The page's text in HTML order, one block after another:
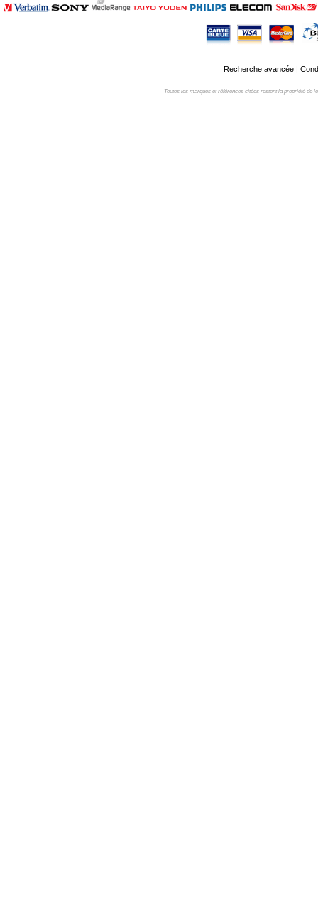
Recherche avancée|
Toutes les marques et références citées restent la propriété de